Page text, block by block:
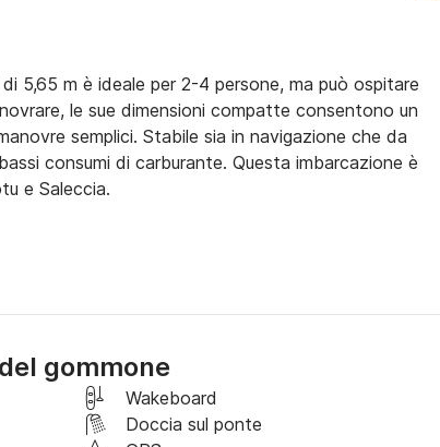
5,65 m è ideale per 2-4 persone, ma può ospitare
le sue dimensioni compatte consentono un
semplici. Stabile sia in navigazione che da
consumi di carburante. Questa imbarcazione è
e Saleccia.
gommone
Wakeboard
Doccia sul ponte